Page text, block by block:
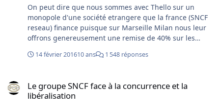
On peut dire que nous sommes avec Thello sur un
monopole d'une société etrangere que la france (SNCF
reseau) finance puisque sur Marseille Milan nous leur
offrons genereusement une remise de 40% sur les
que ce train cabote coté francais donc il y a bien 2
trains a notre place, on a du poignon a vous donner!!!!"
14 février 201610 ans 1 548 réponses
Le groupe SNCF face à la concurrence et la
libéralisation